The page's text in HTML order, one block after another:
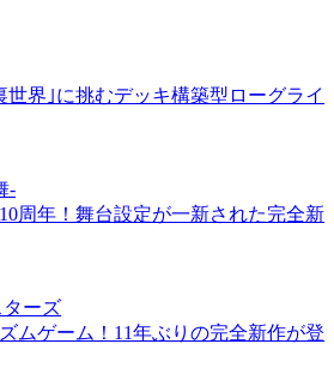
界｣に挑むデッキ構築型ローグライ
-
周年！舞台設定が一新された完全新
ターズ
ムゲーム！11年ぶりの完全新作が登